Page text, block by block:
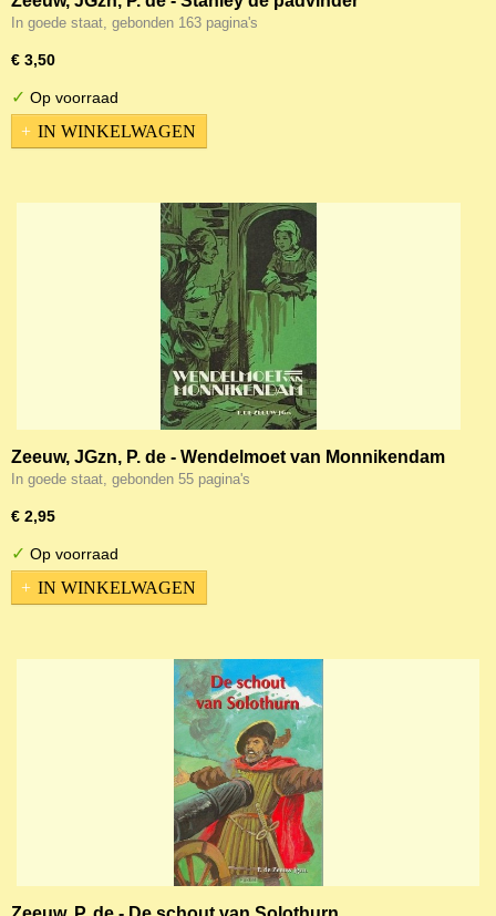
In goede staat, gebonden 163 pagina's
€ 3,50
✓ Op voorraad
IN WINKELWAGEN
Zeeuw, JGzn, P. de - Wendelmoet van Monnikendam
In goede staat, gebonden 55 pagina's
€ 2,95
✓ Op voorraad
IN WINKELWAGEN